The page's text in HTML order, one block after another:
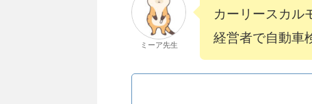
ミーア先生
カーリースカル
経営者で自動車